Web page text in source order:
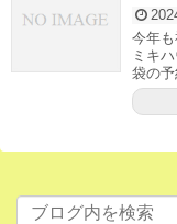
今年
ミキ
袋の予